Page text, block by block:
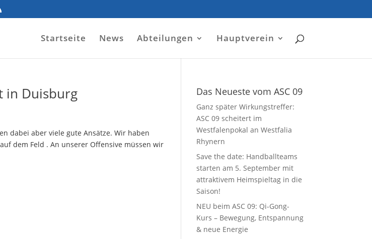
Startseite News Abteilungen Hauptverein
in Duisburg
dabei aber viele gute Ansätze. Wir haben
dem Feld . An unserer Offensive müssen wir
Das Neueste vom ASC 09
Ganz später Wirkungstreffer:
ASC 09 scheitert im
Westfalenpokal an Westfalia
Rhynern
Save the date: Handballteams
starten am 5. September mit
attraktivem Heimspieltag in die
Saison!
NEU beim ASC 09: Qi-Gong-
Kurs – Bewegung, Entspannung
& neue Energie